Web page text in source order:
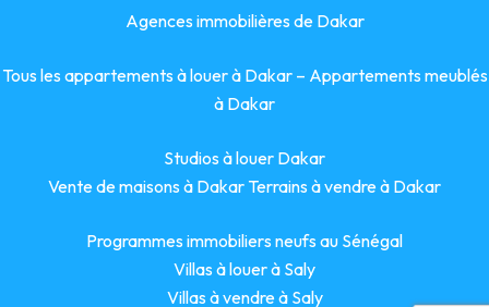
Agences immobilières de Dakar
Tous les appartements à louer à Dakar– Appartements meublés
à Dakar
Studios à louer Dakar
Vente de maisons à Dakar Terrains à vendre à Dakar
Programmes immobiliers neufs au Sénégal
Villas à louer à Saly
Villas à vendre à Saly